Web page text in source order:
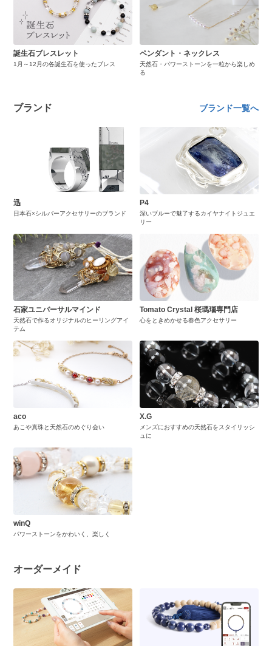
誕生石ブレスレット
1月～12月の各誕生石を使ったブレス
ペンダント・ネックレス
天然石・パワーストーンを一粒から楽しめ
る
ブランド ブランド一覧へ
迅
日本石×シルバーアクセサリーのブランド
P4
深いブルーで魅了するカイヤナイトジュエ
リー
石家ユニバーサルマインド
天然石で作るオリジナルのヒーリングアイ
テム
Tomato Crystal 桜瑪瑙専門店
心をときめかせる春色アクセサリー
aco
あこや真珠と天然石のめぐり会い
X.G
メンズにおすすめの天然石をスタイリッシ
ュに
winQ
パワーストーンをかわいく、楽しく
オーダーメイド